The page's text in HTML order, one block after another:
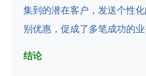
集到的潜在客户，发送个性
别优惠，促成了多笔成功的业
结论